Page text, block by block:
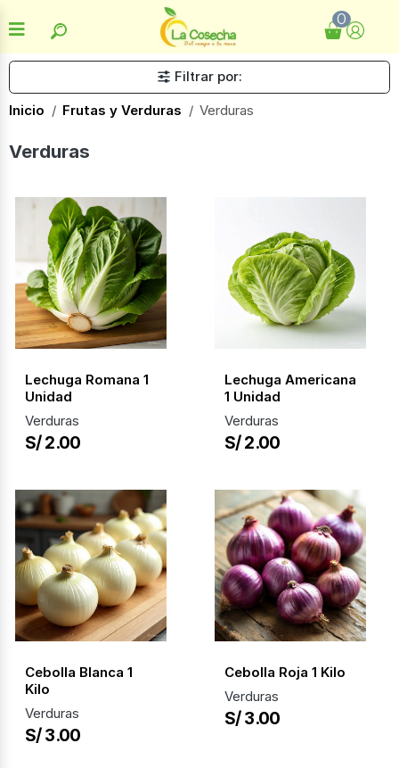
0
Filtrar por:
Inicio
Frutas y Verduras Verduras
Verduras
Lechuga Romana 1
Unidad
Verduras
S/ 2.00
Lechuga Americana
1 Unidad
Verduras
S/ 2.00
Cebolla Blanca 1
Kilo
Verduras
S/ 3.00
Cebolla Roja 1 Kilo
Verduras
S/ 3.00